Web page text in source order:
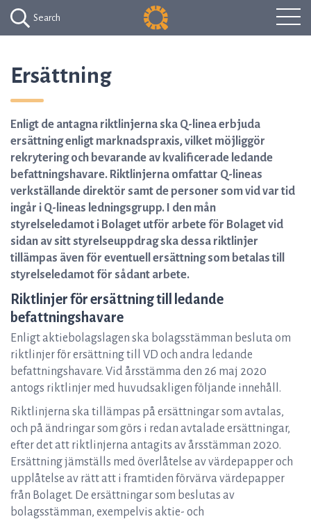
Search
Ersättning
Enligt de antagna riktlinjerna ska Q-linea erbjuda
ersättning enligt marknadspraxis, vilket möjliggör
rekrytering och bevarande av kvalificerade ledande
befattningshavare. Riktlinjerna omfattar Q-lineas
verkställande direktör samt de personer som vid var tid
ingår i Q-lineas ledningsgrupp. I den mån
styrelseledamot i Bolaget utför arbete för Bolaget vid
sidan av sitt styrelseuppdrag ska dessa riktlinjer
tillämpas även för eventuell ersättning som betalas till
styrelseledamot för sådant arbete.
Riktlinjer för ersättning till ledande
befattningshavare
Enligt aktiebolagslagen ska bolagsstämman besluta om
riktlinjer för ersättning till VD och andra ledande
befattningshavare. Vid årsstämma den 26 maj 2020
antogs riktlinjer med huvudsakligen följande innehåll.
Riktlinjerna ska tillämpas på ersättningar som avtalas,
och på ändringar som görs i redan avtalade ersättningar,
efter det att riktlinjerna antagits av årsstämman 2020.
Ersättning jämställs med överlåtelse av värdepapper och
upplåtelse av rätt att i framtiden förvärva värdepapper
från Bolaget. De ersättningar som beslutas av
bolagsstämman, exempelvis aktie- och